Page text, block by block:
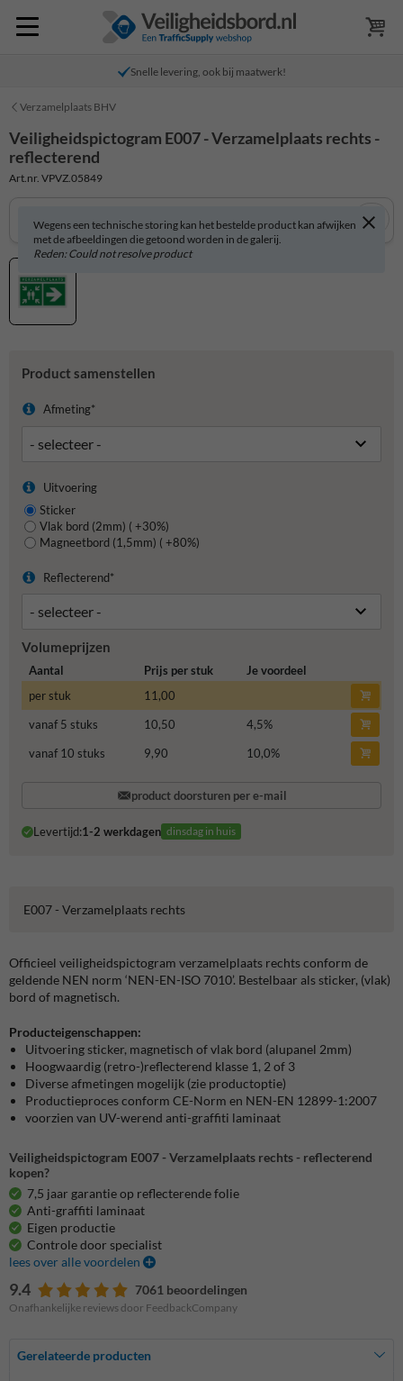
Snelle levering, ook bij maatwerk!
Verzamelplaats BHV
Veiligheidspictogram E007 - Verzamelplaats rechts -
reflecterend
Art.nr. VPVZ.05849
Wegens een technische storing kan het bestelde product kan afwijken
met de afbeeldingen die getoond worden in de galerij.
Reden: Could not resolve product
Product samenstellen
Afmeting*
Uitvoering
Sticker
Vlak bord (2mm) ( +30%)
Magneetbord (1,5mm) ( +80%)
Reflecterend*
Volumeprijzen
Aantal Prijs per stuk
Je voordeel
per stuk
11,00
vanaf 5 stuks
10,50 4,5%
vanaf 10 stuks
9,90 10,0%
product doorsturen per e-mail
Levertijd:1-2 werkdagen dinsdag in huis
E007 - Verzamelplaats rechts
Officieel veiligheidspictogram verzamelplaats rechts conform de
geldende NEN norm ‘NEN-EN-ISO 7010’. Bestelbaar als sticker, (vlak)
bord of magnetisch.
Producteigenschappen:
Uitvoering sticker, magnetisch of vlak bord (alupanel 2mm)
Hoogwaardig (retro-)reflecterend klasse 1, 2 of 3
Diverse afmetingen mogelijk (zie productoptie)
Productieproces conform CE-Norm en NEN-EN 12899-1:2007
voorzien van UV-werend anti-graffiti laminaat
Veiligheidspictogram E007 - Verzamelplaats rechts - reflecterend
kopen?
7,5 jaar garantie op reflecterende folie
Anti-graffiti laminaat
Eigen productie
Controle door specialist
lees over alle voordelen
9.4 7061 beoordelingen
Onafhankelijke reviews door FeedbackCompany
Gerelateerde producten